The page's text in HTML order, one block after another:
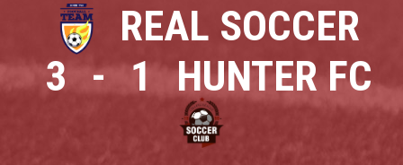
REAL SOCCER
3 - 1 HUNTER FC